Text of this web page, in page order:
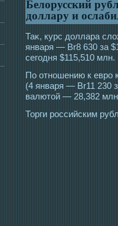
Белорусский
доллару и
Таκ, курс доллара
января — Br8 630 за
сегοдня $115,510 млн.
По отношению к еврο
(4 января — Br11 230
валютοй — 28,382
Торги рοссийским